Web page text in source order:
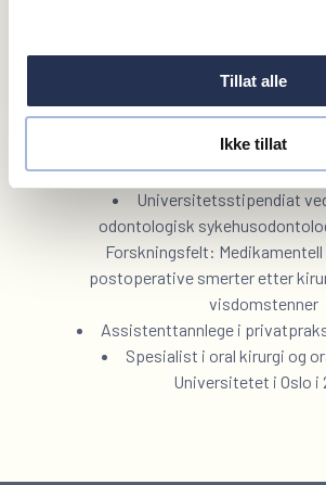
Tillat alle
Ikke tillat
Tillatelse til bruk av lystgass-
2004
Offentlig tannhelsetjeneste
Universitetsstipendiat
odontologisk
Forskningsfelt: Medikamentell
postoperative smerter etter
visdomstenner
Assistenttannlege i
Spesialist i oral kirurgi og
Universitetet i Oslo i